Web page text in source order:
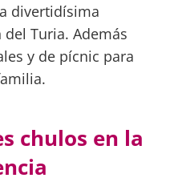
divertidísima
Turia. Además
y de pícnic para
chulos en la